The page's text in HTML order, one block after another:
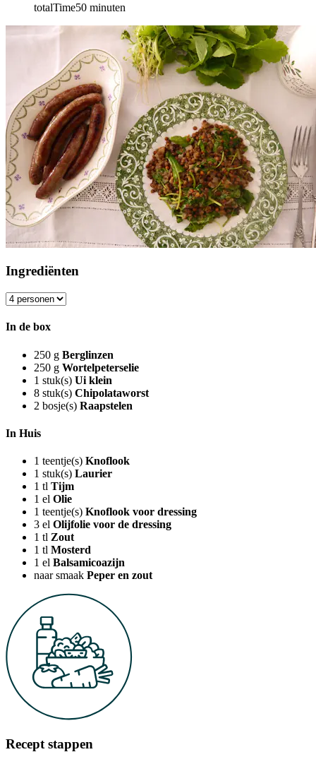
totalTime50 minuten
Ingrediënten
In de box
250 g Berglinzen
250 g Wortelpeterselie
1 stuk(s) Ui klein
8 stuk(s) Chipolataworst
2 bosje(s) Raapstelen
In Huis
1 teentje(s) Knoflook
1 stuk(s) Laurier
1 tl Tijm
1 el Olie
1 teentje(s) Knoflook voor dressing
3 el Olijfolie voor de dressing
1 tl Zout
1 tl Mosterd
1 el Balsamicoazijn
naar smaak Peper en zout
Recept stappen